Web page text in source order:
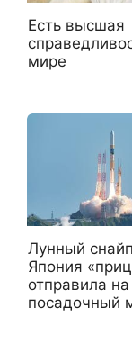
Есть высшая
мире
Лунный
Япония
отправила
посадочный